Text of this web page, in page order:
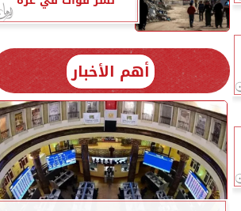
أهم الأخبار